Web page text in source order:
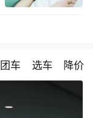
团车 选车 降价